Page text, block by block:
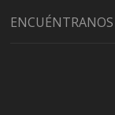
ENCUÉNTRANOS